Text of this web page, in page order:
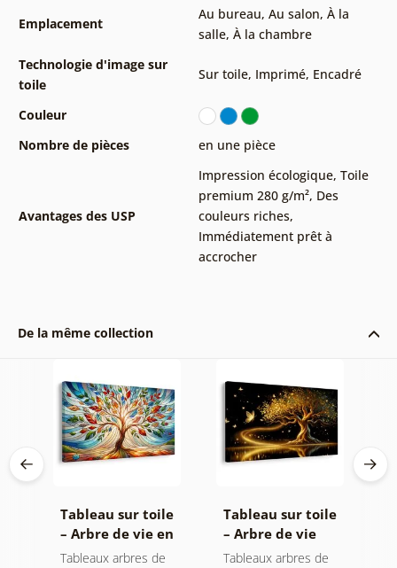
Emplacement
Au bureau, Au salon, À la
salle, À la chambre
Technologie d'image sur
toile
Sur toile, Imprimé, Encadré
Couleur
Nombre de pièces
en une pièce
Avantages des USP
Impression écologique, Toile
premium 280 g/m², Des
couleurs riches,
Immédiatement prêt à
accrocher
De la même collection
Tableau sur toile
– Arbre de vie en
vitrail coloré
Tableaux arbres de
Tableau sur toile
– Arbre de vie
magie dorée
Tableaux arbres de